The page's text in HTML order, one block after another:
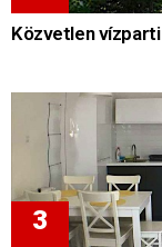
Közvetlen